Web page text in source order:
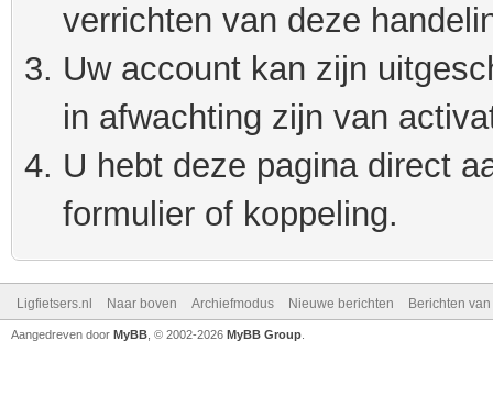
verrichten van deze
Uw account kan zijn
in afwachting zijn van
U hebt deze pagina direct
formulier of koppeling.
Ligfietsers.nl Naar boven Archiefmodus Nieuwe berichten Berichten
Aangedreven door MyBB , © 2002-2026 MyBB Group